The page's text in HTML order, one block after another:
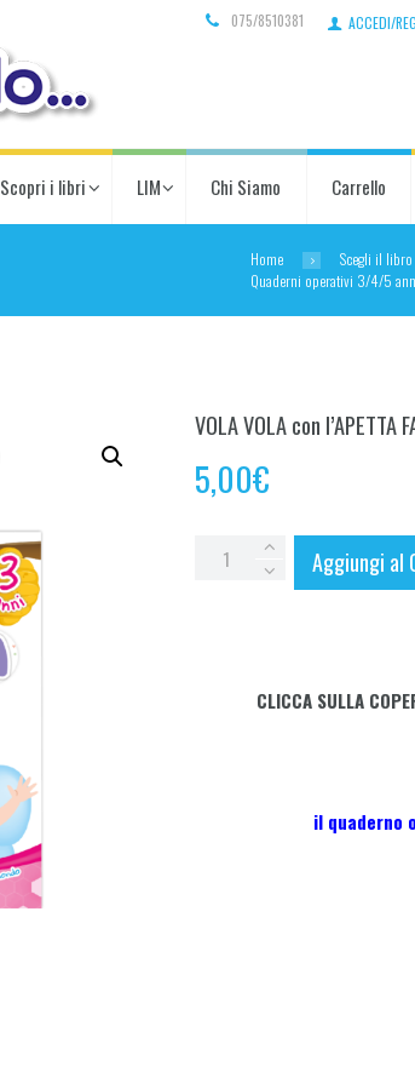
075/8510381 ACCEDI/
Scopri i libri LIM Chi Siamo Carrello
Home Scegli il
Quaderni operativi 3/4/5
VOLA VOLA con l’APETTA
5,00€
VOLA
Aggiungi al
CLICCA SULLA
il quaderno